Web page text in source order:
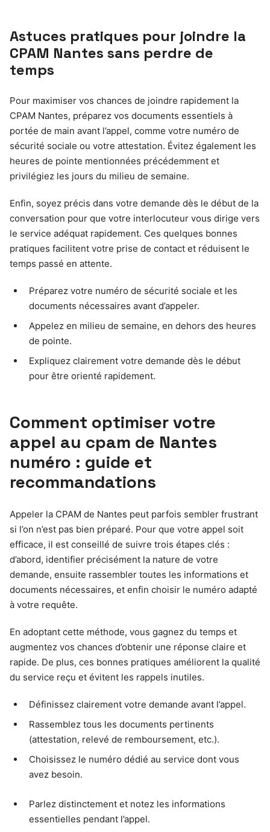
Astuces pratiques pour joindre la
CPAM Nantes sans perdre de
temps
Pour maximiser vos chances de joindre rapidement la
CPAM Nantes, préparez vos documents essentiels à
portée de main avant l’appel, comme votre numéro de
sécurité sociale ou votre attestation. Évitez également les
heures de pointe mentionnées précédemment et
privilégiez les jours du milieu de semaine.
Enfin, soyez précis dans votre demande dès le début de la
conversation pour que votre interlocuteur vous dirige vers
le service adéquat rapidement. Ces quelques bonnes
pratiques facilitent votre prise de contact et réduisent le
temps passé en attente.
Préparez votre numéro de sécurité sociale et les
documents nécessaires avant d’appeler.
Appelez en milieu de semaine, en dehors des heures
de pointe.
Expliquez clairement votre demande dès le début
pour être orienté rapidement.
Comment optimiser votre
appel au cpam de Nantes
numéro : guide et
recommandations
Appeler la CPAM de Nantes peut parfois sembler frustrant
si l’on n’est pas bien préparé. Pour que votre appel soit
efficace, il est conseillé de suivre trois étapes clés :
d’abord, identifier précisément la nature de votre
demande, ensuite rassembler toutes les informations et
documents nécessaires, et enfin choisir le numéro adapté
à votre requête.
En adoptant cette méthode, vous gagnez du temps et
augmentez vos chances d’obtenir une réponse claire et
rapide. De plus, ces bonnes pratiques améliorent la qualité
du service reçu et évitent les rappels inutiles.
Définissez clairement votre demande avant l’appel.
Rassemblez tous les documents pertinents
(attestation, relevé de remboursement, etc.).
Choisissez le numéro dédié au service dont vous
avez besoin.
Parlez distinctement et notez les informations
essentielles pendant l’appel.